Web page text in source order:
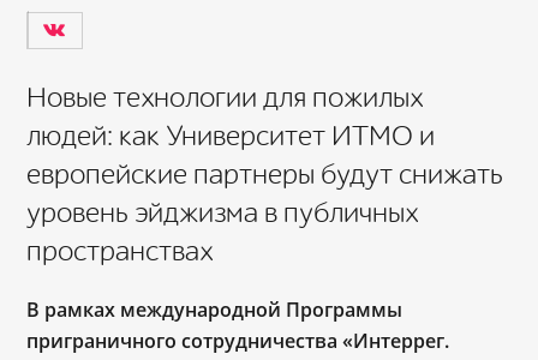
Новые технологии для пожилых
людей: как Университет ИТМО и
европейские партнеры будут снижать
уровень эйджизма в публичных
пространствах
В рамках международной Программы
приграничного сотрудничества «Интеррег.